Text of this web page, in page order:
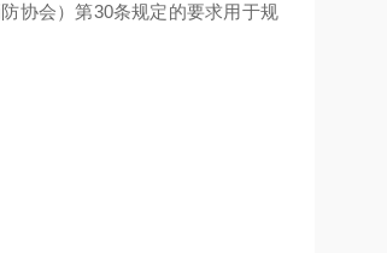
协会）第30条规定的要求用于规